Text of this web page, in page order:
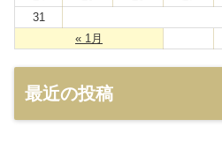
« 1月
31
最近の投稿